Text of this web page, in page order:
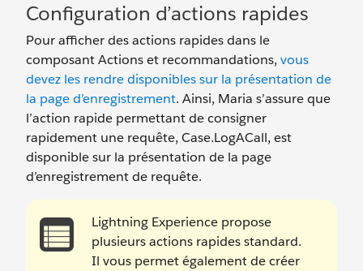
Configuration d’actions rapides
Pour afficher des actions rapides dans le
composant Actions et recommandations, vous
devez les rendre disponibles sur la présentation de
la page d’enregistrement. Ainsi, Maria s’assure que
l’action rapide permettant de consigner
rapidement une requête, Case.LogACall, est
disponible sur la présentation de la page
d’enregistrement de requête.
Lightning Experience propose
plusieurs actions rapides standard.
Il vous permet également de créer